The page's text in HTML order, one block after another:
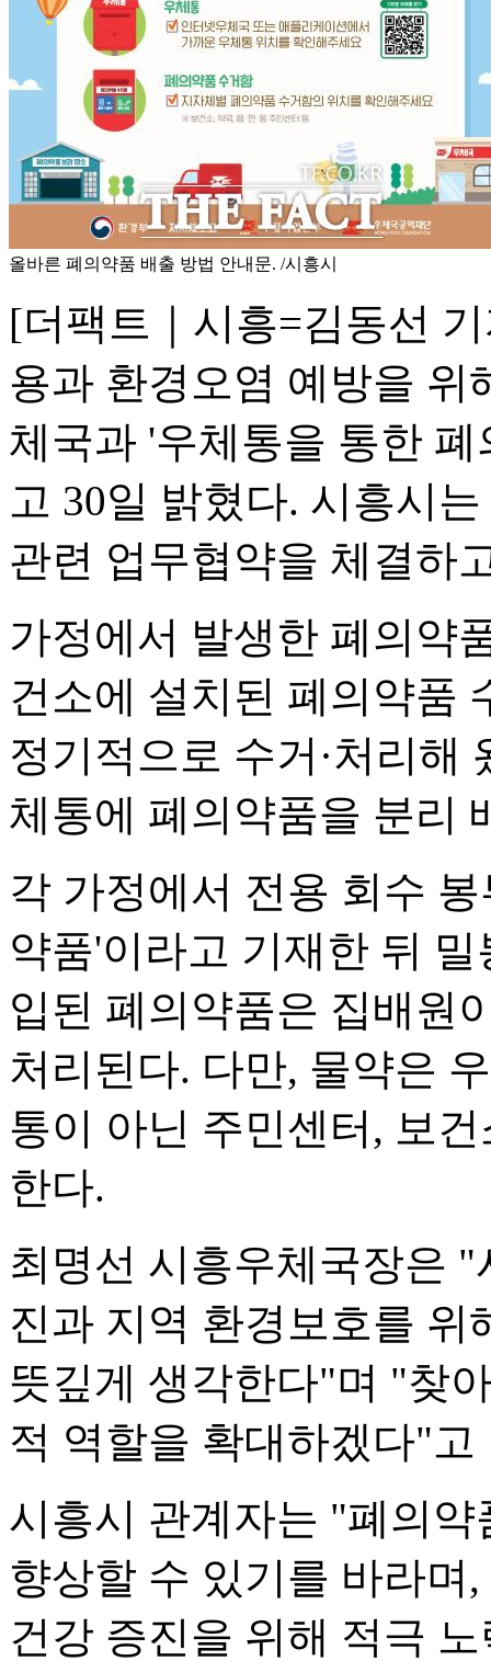
올바른 폐의약품 배출 방법 안내문. /시흥시
[더팩트｜시흥=김동선
용과 환경오염 예방을 위
체국과 '우체통을 통한
고 30일 밝혔다. 시흥시
관련 업무협약을 체결하
가정에서 발생한 폐의약
건소에 설치된 폐의약품
정기적으로 수거·처리해
체통에 폐의약품을 분리
각 가정에서 전용 회수
약품'이라고 기재한 뒤
입된 폐의약품은 집배원
처리된다. 다만, 물약은
통이 아닌 주민센터, 보
한다.
최명선 시흥우체국장은
진과 지역 환경보호를 위
뜻깊게 생각한다"며 "찾
적 역할을 확대하겠다"고
시흥시 관계자는 "폐의
향상할 수 있기를 바라며
건강 증진을 위해 적극